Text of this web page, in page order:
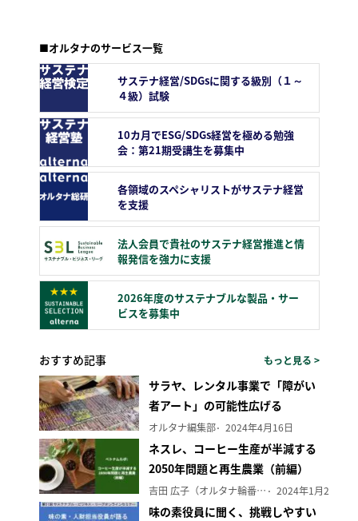
■オルタナのサービス一覧
サステナ経営/SDGsに関する級別（１～
４級）試験
10カ月でESG/SDGs経営を極める勉強
会：第21期受講生を募集中
各領域のスペシャリストがサステナ経営
を支援
法人会員で貴社のサステナ経営推進と情
報発信を強力に支援
2026年度のサステナブルな製品・サー
ビスを募集中
おすすめ記事 もっと見る >
サラヤ、レンタル事業で「障がい
者アート」の可能性広げる
オルタナ編集部 2024年4月16日
ネスレ、コーヒー生産が半減する
2050年問題と再生農業（前編）
吉田 広子（オルタナ輪番編集長） 2024年1月29日
味の素役員に聞く、挑戦しやすい